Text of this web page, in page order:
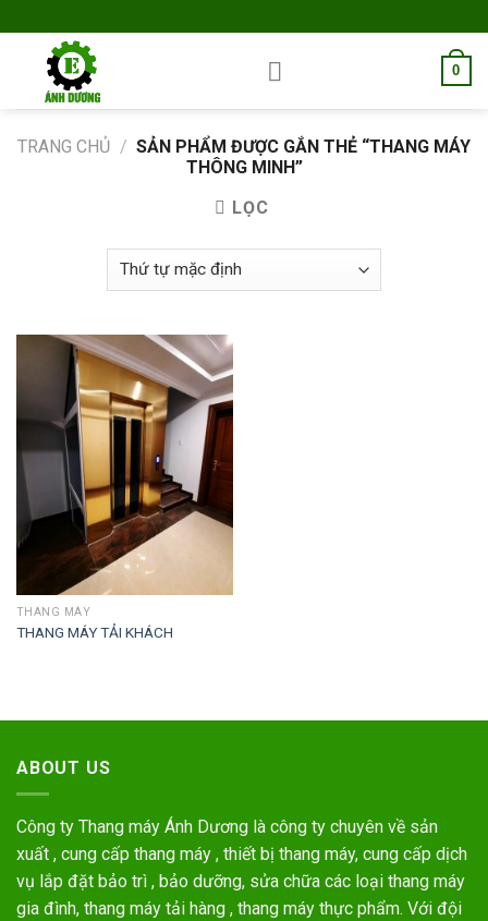
to
content
0
TRANG CHỦ / SẢN PHẨM ĐƯỢC GẮN THẺ “THANG MÁY
THÔNG MINH”
LỌC
THANG MÁY
THANG MÁY TẢI KHÁCH
ABOUT US
Công ty Thang máy Ánh Dương là công ty chuyên về sản
xuất , cung cấp thang máy , thiết bị thang máy, cung cấp dịch
vụ lắp đặt bảo trì , bảo dưỡng, sửa chữa các loại thang máy
gia đình, thang máy tải hàng , thang máy thực phẩm. Với đội